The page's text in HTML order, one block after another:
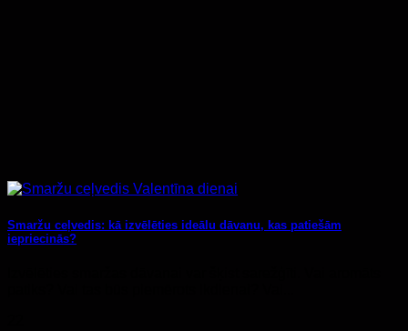
Smaržu ceļvedis: kā izvēlēties ideālu dāvanu, kas patiešām
iepriecinās?